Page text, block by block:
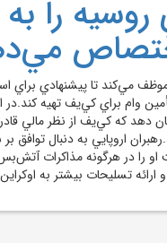
روسيه را
وام براي کي‌يف تهيه
دهد که کي‌يف از نظر مالي
اروپايي به دنبال توافق
را در هرگونه مذاکرات آتش‌بس
ارائه تسليحات بيشتر به